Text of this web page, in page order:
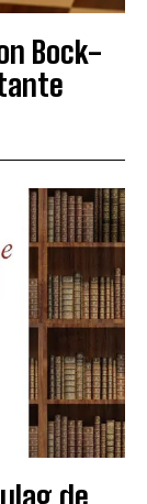
Bock-
de